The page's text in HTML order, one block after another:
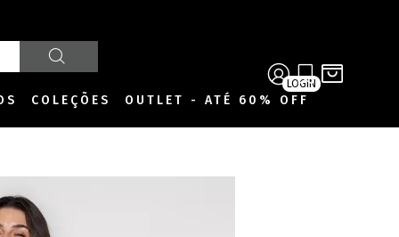
COLEÇÕES OUTLET - ATÉ 60% OFF
LOGIN